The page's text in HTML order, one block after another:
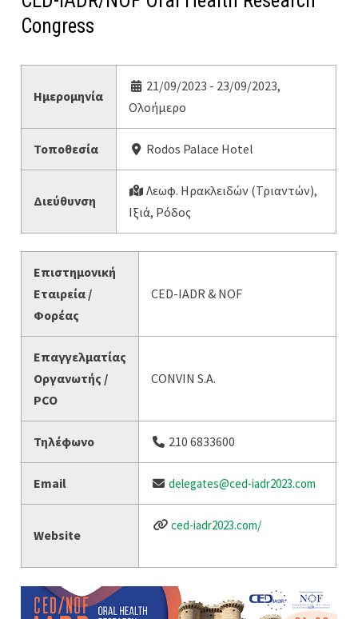
Congress
Ημερομηνία
21/09/2023 - 23/09/2023,
Ολοήμερο
Τοποθεσία Rodos Palace Hotel
Διεύθυνση
Λεωφ. Ηρακλειδών (Τριαντών),
Ιξιά, Ρόδος
Επιστημονική
Εταιρεία /
Φορέας
CED-IADR & NOF
Επαγγελματίας
Οργανωτής /
PCO
CONVIN S.A.
Τηλέφωνο 210 6833600
Email delegates@ced-iadr2023.com
Website
ced-iadr2023.com/